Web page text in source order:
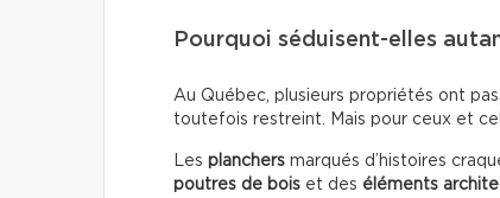
Pourquoi séduisent-elles
Au Québec, plusieurs propriétés ont
toutefois restreint. Mais pour ceux et
Les planchers marqués d’histoires
poutres de bois et des éléments